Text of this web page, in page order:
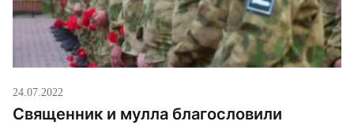
24.07.2022
Священник и мулла благословили